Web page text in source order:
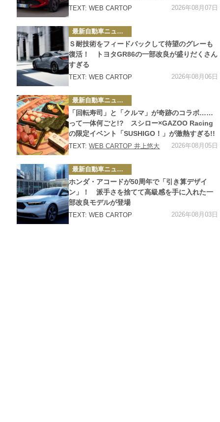
TEXT: WEB CARTOP 2026年08月07日
カ
テ
ゴ
リ
ー
最新自動車ニュース
Ｓ耐技術をフィードバックして待望のグレーも
復活！ トヨタGR86の一部改良が盛りだくさん
すぎる
TEXT: WEB CARTOP 2026年08月06日
カ
テ
ゴ
リ
ー
最新自動車ニュース
「回転寿司」と「クルマ」が奇跡のコラボ……
って一体何ごと!? スシロー×GAZOO Racing
の限定イベント「SUSHIGO！」が激熱すぎる!!
TEXT:WEB CARTOP 井上悠大 2026年08月05日
カ
テ
ゴ
リ
ー
最新自動車ニュース
ホンダ・アコードが50周年で「引き算デザイ
ン」！ 派手さを捨てて高級感を手に入れた一
部改良モデルが登場
TEXT: WEB CARTOP 2026年08月03日